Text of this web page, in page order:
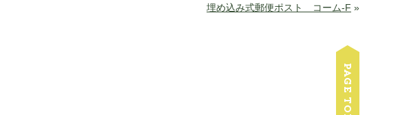
埋め込み式郵便ポスト コーム-F »